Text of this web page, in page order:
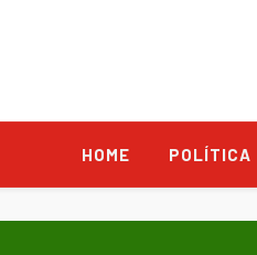
HOME POLÍTICA